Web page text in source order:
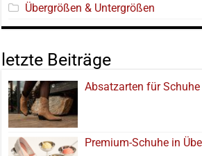
Übergrößen & Untergrößen
letzte Beiträge
Absatzarten für Schuhe
Premium-Schuhe in